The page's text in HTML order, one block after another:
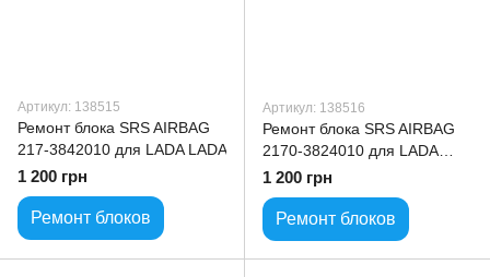
Артикул: 138515
Ремонт блока SRS AIRBAG
217-3842010 для LADA LADA
1 200 грн
Ремонт блоков
Артикул: 138516
Ремонт блока SRS AIRBAG
2170-3824010 для LADA
LADA
1 200 грн
Ремонт блоков